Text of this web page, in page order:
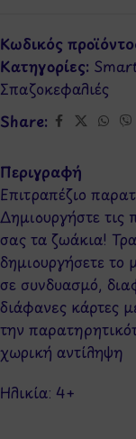
Κωδικός
Κατηγορίες:
Σπαζοκεφαλιές
Share:
Περιγραφή
Επιτραπέζιο
Δημιουργήστε τις
σας τα ζωάκια!
δημιουργήσετε το
σε συνδυασμό,
διάφανες κάρτες
την
χωρική αντίληψη
Ηλικία: 4+